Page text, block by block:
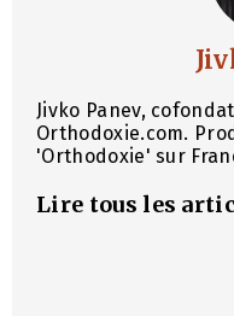
Jivko Panev,
Orthodoxie.com.
'Orthodoxie' sur
Lire tous les